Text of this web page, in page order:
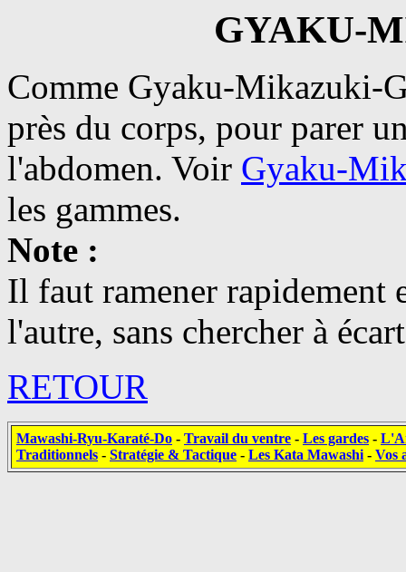
GYAKU-
Comme Gyaku-Mikazuki-
près du corps, pour parer
l'abdomen. Voir Gyaku-
les gammes.
Note :
Il faut ramener rapidement
l'autre, sans chercher à
RETOUR
Mawashi-Ryu-Karaté-Do - Travail du ventre - Les gardes -
Traditionnels - Stratégie & Tactique - Les Kata Mawashi - Vos